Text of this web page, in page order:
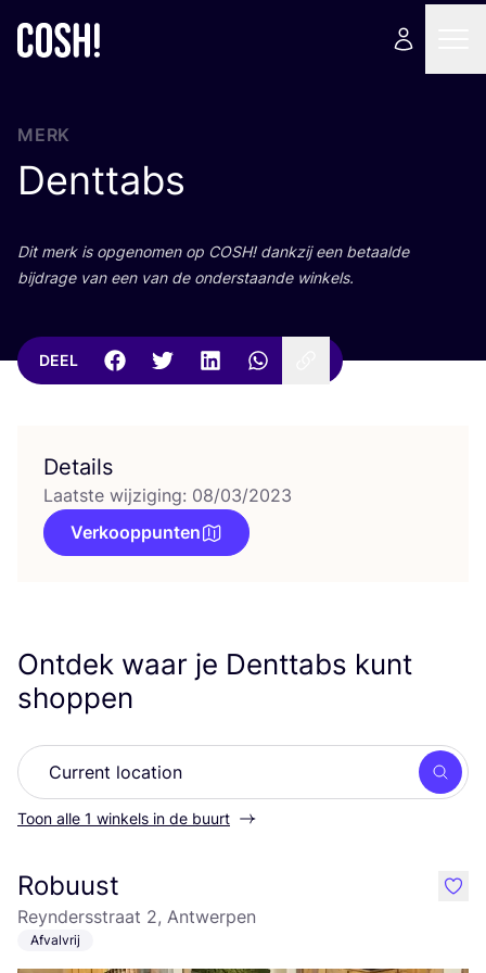
MERK
Denttabs
Dit merk is opge­no­men op COSH! dank­zij een betaal­de
bij­dra­ge van een van de onder­staan­de winkels.
DEEL
Details
Laatste wijziging: 08/03/2023
Verkooppunten
Ontdek waar je Denttabs kunt
shoppen
Zoek
Toon alle 1 winkels in de buurt
Robuust
Reyndersstraat 2, Antwerpen
Afvalvrij
like